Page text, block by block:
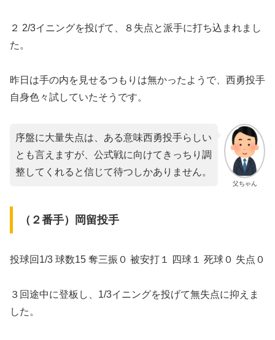
２ 2/3イニングを投げて、８失点と派手に打ち込まれまし
た。
昨日は手の内を見せるつもりは無かったようで、西勇投手
自身色々試していたそうです。
父ちゃん
序盤に大量失点は、ある意味西勇投手らしい
とも言えますが、公式戦に向けてきっちり調
整してくれると信じて待つしかありません。
（２番手）岡留投手
投球回1/3 球数15 奪三振０ 被安打１ 四球１ 死球０ 失点０
３回途中に登板し、1/3イニングを投げて無失点に抑えま
した。